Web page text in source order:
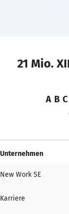
21 Mio.
A B C
Unternehmen
New Work SE
Karriere